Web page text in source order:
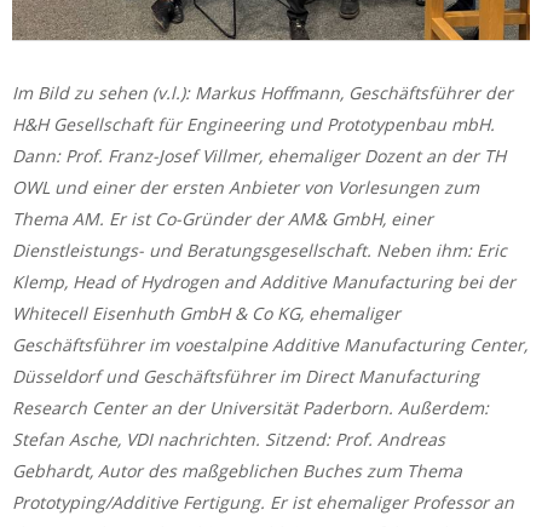
Im Bild zu sehen (v.l.): Markus Hoffmann, Geschäftsführer der
H&H Gesellschaft für Engineering und Prototypenbau mbH.
Dann: Prof. Franz-Josef Villmer, ehemaliger Dozent an der TH
OWL und einer der ersten Anbieter von Vorlesungen zum
Thema AM. Er ist Co-Gründer der AM& GmbH, einer
Dienstleistungs- und Beratungsgesellschaft. Neben ihm: Eric
Klemp, Head of Hydrogen and Additive Manufacturing bei der
Whitecell Eisenhuth GmbH & Co KG, ehemaliger
Geschäftsführer im voestalpine Additive Manufacturing Center,
Düsseldorf und Geschäftsführer im Direct Manufacturing
Research Center an der Universität Paderborn. Außerdem:
Stefan Asche, VDI nachrichten. Sitzend: Prof. Andreas
Gebhardt, Autor des maßgeblichen Buches zum Thema
Prototyping/Additive Fertigung. Er ist ehemaliger Professor an